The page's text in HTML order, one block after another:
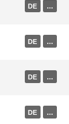
DE …
DE …
DE …
DE …